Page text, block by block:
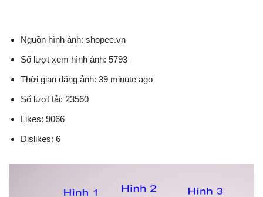
Nguồn hình ảnh: shopee.vn
Số lượt xem hình ảnh: 5793
Thời gian đăng ảnh: 39 minute ago
Số lượt tải: 23560
Likes: 9066
Dislikes: 6